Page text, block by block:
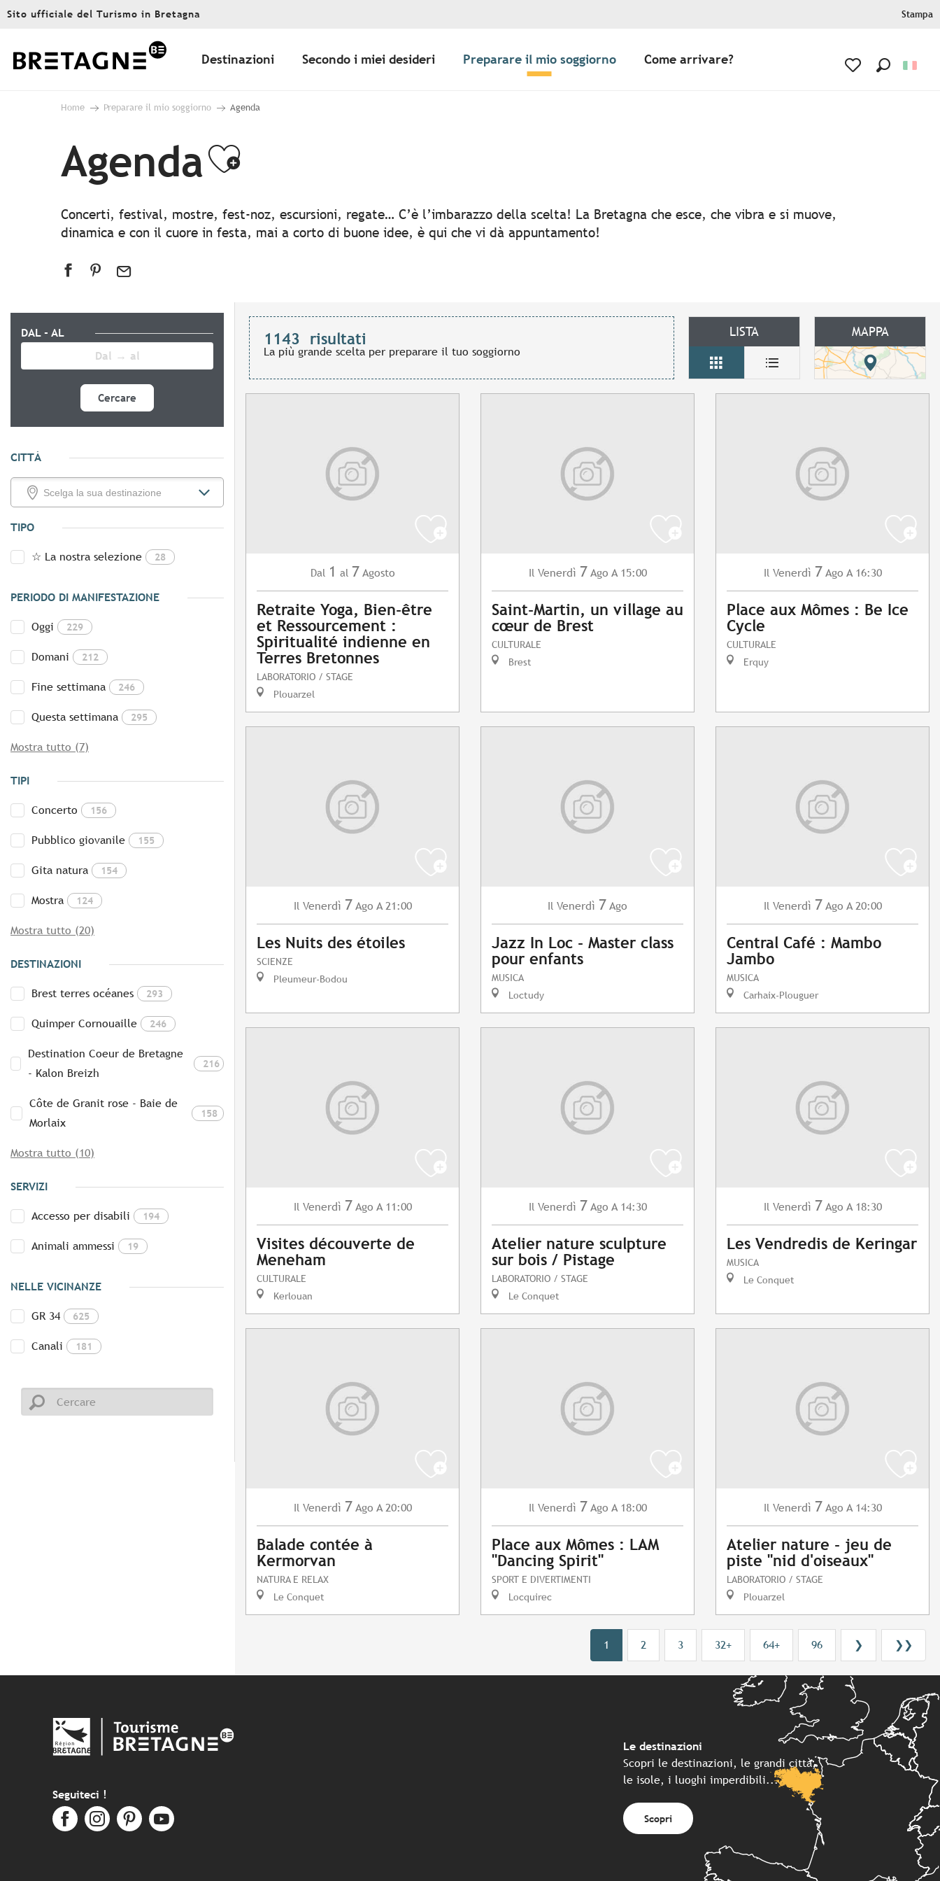
Aller
principal
Sito ufficiale del Turismo in Bretagna Stampa
Destinazioni Secondo i miei desideri Preparare il mio soggiorno Come arrivare?
Home Preparare il mio soggiorno Agenda
AgendaAjouter aux favoris
Concerti, festival, mostre, fest-noz, escursioni, regate… C’è l’imbarazzo della scelta! La Bretagna che esce, che vibra e si muove,
dinamica e con il cuore in festa, mai a corto di buone idee, è qui che vi dà appuntamento!
DAL - AL
Cercare
CITTÀ
TIPO
☆ La nostra selezione 28
PERIODO DI MANIFESTAZIONE
Oggi 229
Domani 212
Fine settimana 246
Questa settimana 295
Mostra tutto (7)
TIPI
Concerto 156
Pubblico giovanile 155
Gita natura 154
Mostra 124
Mostra tutto (20)
DESTINAZIONI
Brest terres océanes 293
Quimper Cornouaille 246
Destination Coeur de Bretagne
- Kalon Breizh
216
Côte de Granit rose - Baie de
Morlaix
158
Mostra tutto (10)
SERVIZI
Accesso per disabili 194
Animali ammessi 19
NELLE VICINANZE
GR 34 625
Canali 181
1143 risultati
La più grande scelta per preparare il tuo soggiorno
LISTA MAPPA
Dal 1 al 7 Agosto
Retraite Yoga, Bien-être
et Ressourcement :
Spiritualité indienne en
Terres Bretonnes
LABORATORIO / STAGE
Plouarzel
Il Venerdì 7 Ago A 15:00
Saint-Martin, un village au
cœur de Brest
CULTURALE
Brest
Il Venerdì 7 Ago A 16:30
Place aux Mômes : Be Ice
Cycle
CULTURALE
Erquy
Il Venerdì 7 Ago A 21:00
Les Nuits des étoiles
SCIENZE
Pleumeur-Bodou
Il Venerdì 7 Ago
Jazz In Loc - Master class
pour enfants
MUSICA
Loctudy
Il Venerdì 7 Ago A 20:00
Central Café : Mambo
Jambo
MUSICA
Carhaix-Plouguer
Il Venerdì 7 Ago A 11:00
Visites découverte de
Meneham
CULTURALE
Kerlouan
Il Venerdì 7 Ago A 14:30
Atelier nature sculpture
sur bois / Pistage
LABORATORIO / STAGE
Le Conquet
Il Venerdì 7 Ago A 18:30
Les Vendredis de Keringar
MUSICA
Le Conquet
Il Venerdì 7 Ago A 20:00
Balade contée à
Kermorvan
NATURA E RELAX
Le Conquet
Il Venerdì 7 Ago A 18:00
Place aux Mômes : LAM
"Dancing Spirit"
SPORT E DIVERTIMENTI
Locquirec
Il Venerdì 7 Ago A 14:30
Atelier nature - jeu de
piste "nid d'oiseaux"
LABORATORIO / STAGE
Plouarzel
1 2 3 32+ 64+ 96 ❯ ❯❯
Seguiteci !
Le destinazioni
Scopri le destinazioni, le grandi città,
le isole, i luoghi imperdibili...
Scopri